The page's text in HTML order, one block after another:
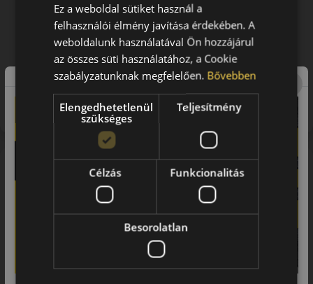
A mintázat
A Hankook W320 téli Hankook abroncs kisteherautókhoz, SUV-
okhoz vagy személyautókhoz, a méretváltozattól függően.
Hideg, havas és latyakos körülmények között stabil tapadást,
biztonságosabb fékezést és kiszámítható irányíthatóságot
A márka
Figyelem a feltüntetett címke adatok tájékoztató
jellegűek. Előfordulhat, hogy még a korábbi EU-s címkével
ellátott abroncs kerül kiszállításra.
Ez a weboldal sütiket használ a
felhasználói élmény javítása érdekében. A
weboldalunk használatával Ön hozzájárul
az összes süti használatához, a Cookie
szabályzatunknak megfelelően. Bővebben
Elengedhetetlenül
szükséges
Teljesítmény
Célzás Funkcionalitás
Besorolatlan